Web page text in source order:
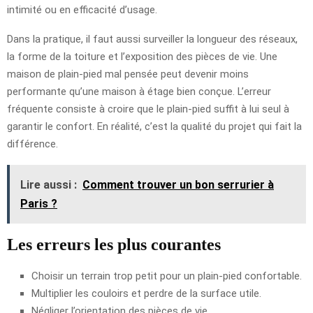
intimité ou en efficacité d’usage.
Dans la pratique, il faut aussi surveiller la longueur des réseaux,
la forme de la toiture et l’exposition des pièces de vie. Une
maison de plain-pied mal pensée peut devenir moins
performante qu’une maison à étage bien conçue. L’erreur
fréquente consiste à croire que le plain-pied suffit à lui seul à
garantir le confort. En réalité, c’est la qualité du projet qui fait la
différence.
Lire aussi : Comment trouver un bon serrurier à
Paris ?
Les erreurs les plus courantes
Choisir un terrain trop petit pour un plain-pied confortable.
Multiplier les couloirs et perdre de la surface utile.